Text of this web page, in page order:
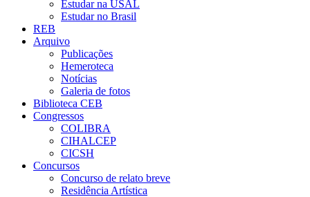
Estudar na USAL
Estudar no Brasil
REB
Arquivo
Publicações
Hemeroteca
Notícias
Galeria de fotos
Biblioteca CEB
Congressos
COLIBRA
CIHALCEP
CICSH
Concursos
Concurso de relato breve
Residência Artística